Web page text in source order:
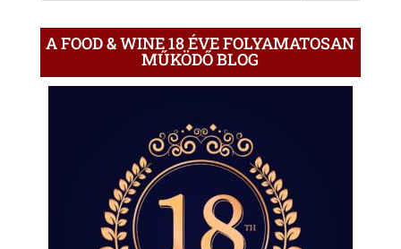
A FOOD & WINE 18 ÉVE FOLYAMATOSAN
MŰKÖDŐ BLOG